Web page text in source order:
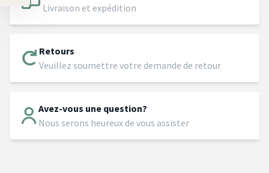
Livraison et expédition
Retours
Veuillez soumettre votre demande de retour
Avez-vous une question?
Nous serons heureux de vous assister